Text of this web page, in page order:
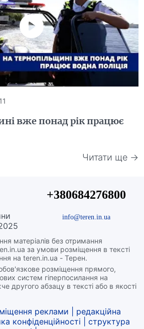
вже понад рік працює
Читати ще →
матеріалів без отримання
за умови розміщення в тексті
на teren.in.ua - Терен.
розміщення прямого,
систем гіперпосилання на
другого абзацу в тексті або в якості
+380684276800
info@teren.in.ua
реклами
редакційна
конфіденційності
структура